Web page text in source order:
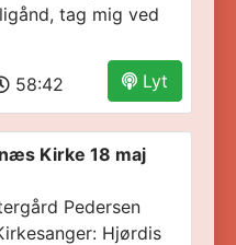
tag mig ved
Lyt
58:42
Kirke 18 maj
Pedersen
Hjørdis